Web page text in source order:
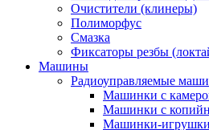
Очистители (клинеры)
Полиморфус
Смазка
Фиксаторы резбы
Машины
Радиоуправляемые
Машинки с
Машинки с
Машинки-игрушки